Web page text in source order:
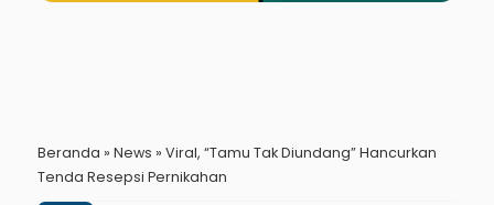
Beranda » News » Viral, “Tamu Tak Diundang” Hancurkan
Tenda Resepsi Pernikahan